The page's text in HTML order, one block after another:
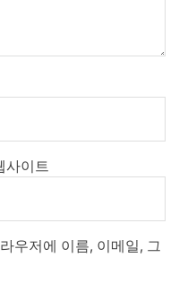
사이트
우저에 이름, 이메일, 그